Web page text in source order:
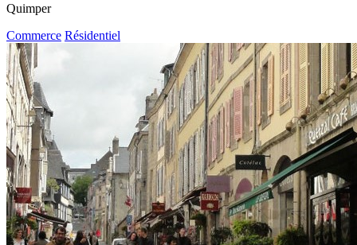
Quimper
Commerce Résidentiel